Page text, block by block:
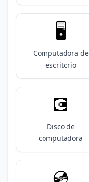
🖥️
Computadora de
escritorio
💽
Disco de
computadora